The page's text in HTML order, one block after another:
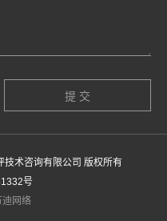
术咨询有限公司 版权所有
号
迪网络